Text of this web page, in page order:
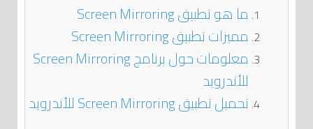
ما هو تطبيق Screen Mirroring
مميزات تطبيق Screen Mirroring
معلومات حول برنامج Screen Mirroring
للأندرويد
تحميل تطبيق Screen Mirroring للأندرويد